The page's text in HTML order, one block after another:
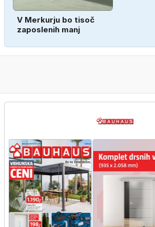
V Merkurju bo tisoč
zaposlenih manj